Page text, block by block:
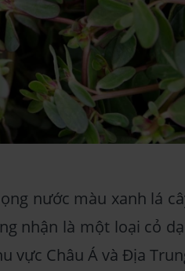
nước màu xanh lá
nhận là một loại cỏ
vực Châu Á và Địa